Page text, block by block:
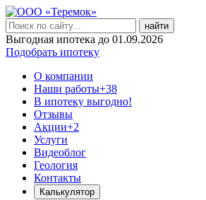
найти
Выгодная ипотека до 01.09.2026
Подобрать ипотеку
О компании
Наши работы+38
В ипотеку выгодно!
Отзывы
Акции+2
Услуги
Видеоблог
Геология
Контакты
Калькулятор